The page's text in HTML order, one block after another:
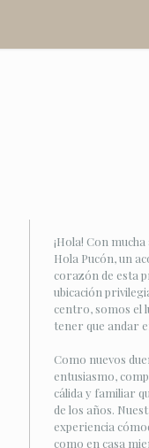
¡Hola! Con
Hola Pucón, un
corazón de esta
ubicación
centro, somos el
tener que andar
Como nuevos
entusiasmo,
cálida y familiar
de los años.
experiencia
como en casa